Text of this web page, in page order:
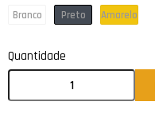
Branco Preto Amarelo
Quantidade